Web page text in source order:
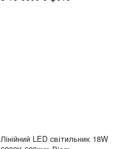
Лінійний LED світильник 18W